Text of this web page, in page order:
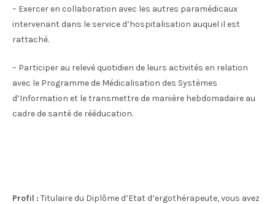
– Exercer en collaboration avec les autres paramédicaux
intervenant dans le service d’hospitalisation auquel il est
rattaché.
– Participer au relevé quotidien de leurs activités en relation
avec le Programme de Médicalisation des Systèmes
d’Information et le transmettre de manière hebdomadaire au
cadre de santé de rééducation.
Profil : Titulaire du Diplôme d’Etat d’ergothérapeute, vous avez